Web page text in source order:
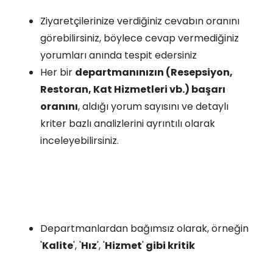
Ziyaretçilerinize verdiğiniz cevabın oranını
görebilirsiniz, böylece cevap vermediğiniz
yorumları anında tespit edersiniz
Her bir departmanınızın (Resepsiyon,
Restoran, Kat Hizmetleri vb.) başarı
oranını, aldığı yorum sayısını ve detaylı
kriter bazlı analizlerini ayrıntılı olarak
inceleyebilirsiniz.
Departmanlardan bağımsız olarak, örneğin
'Kalite', 'Hız', 'Hizmet'gibi kritik